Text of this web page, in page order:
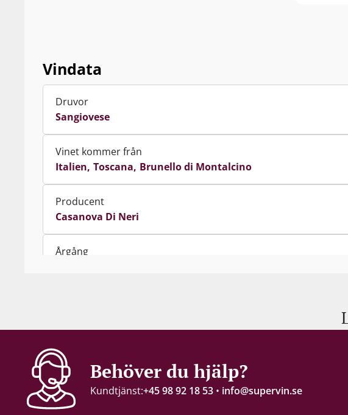
Vindata
Druvor
Sangiovese
Vinet kommer från
Italien Toscana Brunello di Montalcino
Producent
Casanova Di Neri
Årgång
Alkohol-%
14,5 %
Servering
Behöver du hjälp?
Kundtjänst:+45 98 92 18 53 • info@supervin.se